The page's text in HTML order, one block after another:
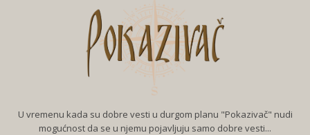
U vremenu kada su dobre vesti u durgom planu "Pokazivač" nudi
mogućnost da se u njemu pojavljuju samo dobre vesti...